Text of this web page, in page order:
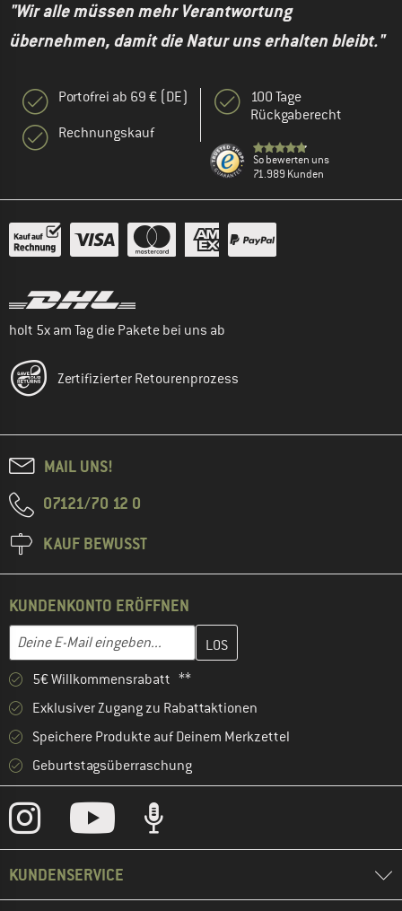
"Wir alle müssen mehr Verantwortung
übernehmen, damit die Natur uns erhalten bleibt."
Portofrei ab 69 € (DE)
Rechnungskauf
100 Tage
Rückgaberecht
So bewerten uns
71.989 Kunden
holt 5x am Tag die Pakete bei uns ab
Zertifizierter Retourenprozess
MAIL UNS!
07121/70 12 0
KAUF BEWUSST
KUNDENKONTO ERÖFFNEN
E-Mail-Adresse
Gib hier deine E-Mail-Adresse ein und erstelle im nächsten
5€ Willkommensrabatt **
Exklusiver Zugang zu Rabattaktionen
Speichere Produkte auf Deinem Merkzettel
Geburtstagsüberraschung
KUNDENSERVICE